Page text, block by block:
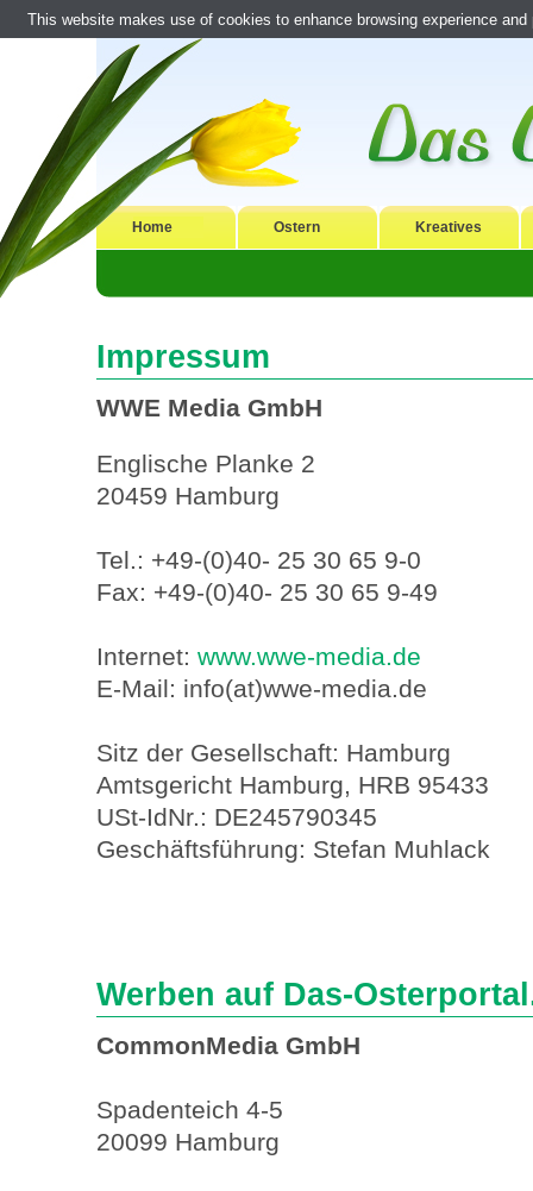
Home Ostern Kreatives
Impressum
WWE Media GmbH
Englische Planke 2
20459 Hamburg
Tel.: +49-(0)40- 25 30 65 9-0
Fax: +49-(0)40- 25 30 65 9-49
Internet: www.wwe-media.de
E-Mail: info(at)wwe-media.de
Sitz der Gesellschaft: Hamburg
Amtsgericht Hamburg, HRB 95433
USt-IdNr.: DE245790345
Geschäftsführung: Stefan Muhlack
Werben auf Das-
CommonMedia GmbH
Spadenteich 4-5
20099 Hamburg
This website makes use of cookies to enhance browsing experience